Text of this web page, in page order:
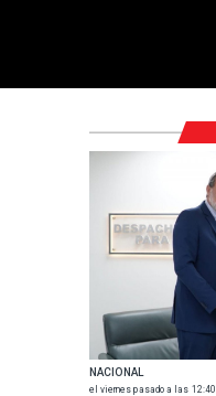
NACIONAL
el viernes pasado a las 12:40